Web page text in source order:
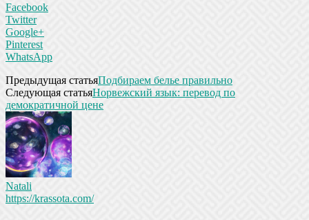
Facebook
Twitter
Google+
Pinterest
WhatsApp
Предыдущая статьяПодбираем белье правильно
Следующая статьяНорвежский язык: перевод по
демократичной цене
Natali
https://krassota.com/